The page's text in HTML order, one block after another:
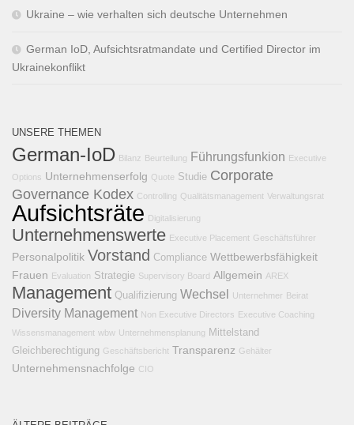
Ukraine – wie verhalten sich deutsche Unternehmen
German IoD, Aufsichtsratmandate und Certified Director im
Ukrainekonflikt
UNSERE THEMEN
German-IoD Bilanz Beurteilung Führungsfunkion Executive
Options Unternehmenserfolg Quote Studie Corporate
Governance Kodex Controlling Qualitätsmanagement Verwaltungsrat
Aufsichtsräte Digitalisierung
Unternehmenswerte Executive Placement Geschäftsführer
Personalpolitik Vorstand Compliance Wettbewerbsfähigkeit
Frauen Evaluation Strategie Supervisory Board Allgemein AREX
Management Qualifizierung Wechsel Unternehmer Beirat
Diversity Management Non Executive Directors Executive Coaching
Wissensmanagement wbw Unternehmensplanung Mittelstand
Gleichberechtigung Geschäftsbericht Transparenz Gehälter
Unternehmensnachfolge CIO